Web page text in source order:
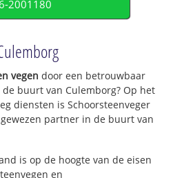
2001180
vegen door een betrouwbaar
buurt van Culemborg? Op het
diensten is Schoorsteenveger
partner in de buurt van
is op de hoogte van de eisen
en